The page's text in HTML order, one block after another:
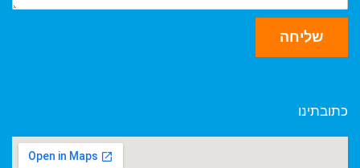
שליחה
כתובתינו